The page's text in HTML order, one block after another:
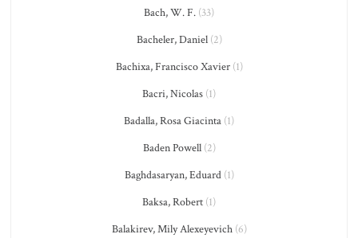
Bach, W. F. (33)
Bacheler, Daniel(2)
Bachixa, Francisco Xavier(1)
Bacri, Nicolas (1)
Badalla, Rosa Giacinta (1)
Baden Powell(2)
Baghdasaryan, Eduard(1)
Baksa, Robert (1)
Balakirev, Mily Alexeyevich(6)